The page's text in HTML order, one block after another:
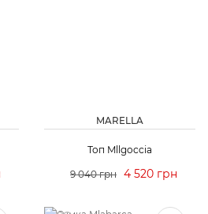
MARELLA
Топ Mllgoccia
9 040 грн 4 520 грн